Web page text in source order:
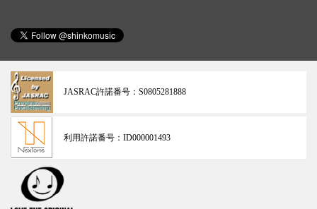
JASRAC許諾番号： S0805281888
利用許諾番号： ID000001493